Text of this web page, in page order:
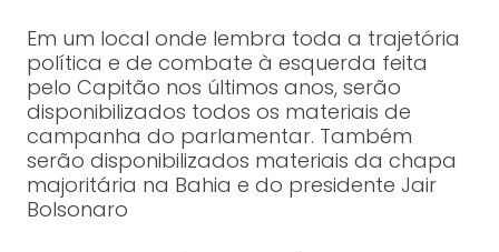
Em um local onde lembra toda a trajetória
política e de combate à esquerda feita
pelo Capitão nos últimos anos, serão
disponibilizados todos os materiais de
campanha do parlamentar. Também
serão disponibilizados materiais da chapa
majoritária na Bahia e do presidente Jair
Bolsonaro